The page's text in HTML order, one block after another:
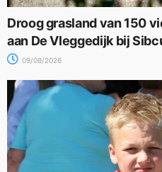
Droog grasland van 150
aan De Vleggedijk bij
09/08/2026